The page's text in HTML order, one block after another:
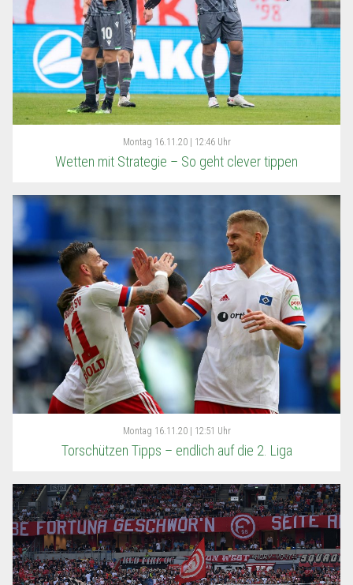
Montag 16.11.20 | 12:46 Uhr
Wetten mit Strategie – So geht clever tippen
Montag 16.11.20 | 12:51 Uhr
Torschützen Tipps – endlich auf die 2. Liga